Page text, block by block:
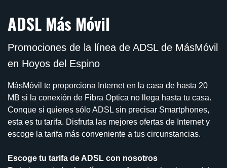
ADSL Más Móvil
Promociones de la línea de ADSL de MásMóvil
en Hoyos del Espino
MásMóvil te proporciona Internet en la casa de hasta 20
MB si la conexión de Fibra Optica no llega hasta tu casa.
Conque si quieres sólo ADSL sin precisar Smartphones,
esta es tu tarifa. Disfruta las mejores ofertas de Internet y
escoge la tarifa más conveniente a tus circunstancias.
Escoge tu tarifa de ADSL con nosotros